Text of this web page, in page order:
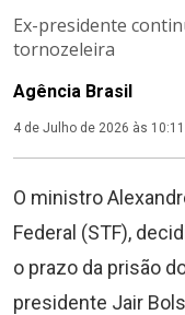
Ex-presidente
tornozeleira
Agência Brasil
4 de Julho de 2026 às 10:11
O ministro
Federal (STF),
o prazo da prisão
presidente Jair